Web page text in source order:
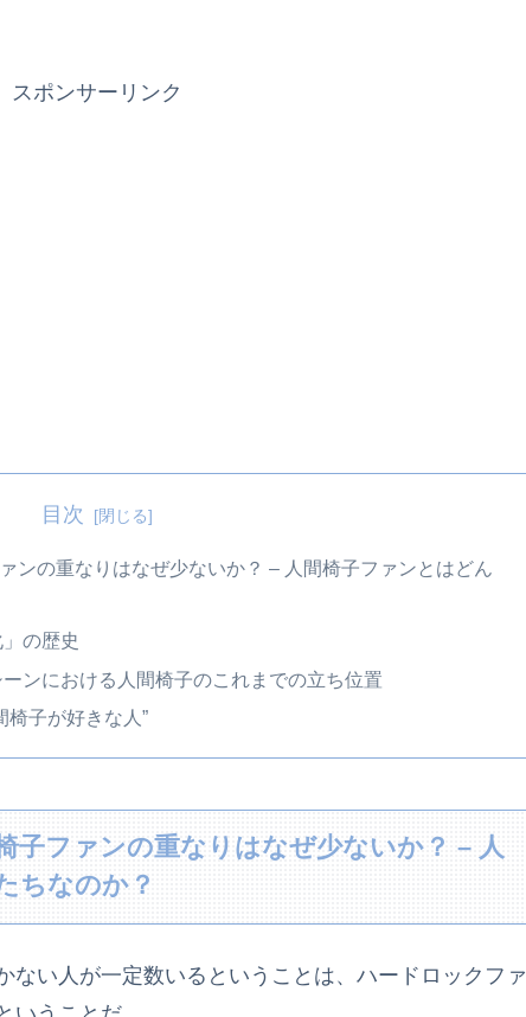
スポンサーリンク
目次
ンの重なりはなぜ少ないか？ – 人間椅子ファンとはどん
の歴史
ンにおける人間椅子のこれまでの立ち位置
椅子が好きな人”
子ファンの重なりはなぜ少ないか？ – 人
ちなのか？
ない人が一定数いるということは、ハードロックファ